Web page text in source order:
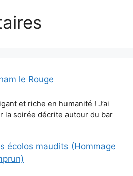
le Rouge
et riche en humanité ! J’ai
la soirée décrite autour du bar
écolos maudits (Hommage